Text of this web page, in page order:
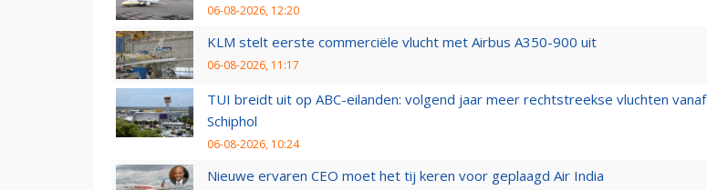
06-08-2026, 12:20
KLM stelt eerste commerciële vlucht met Airbus A350-900 uit
06-08-2026, 11:17
TUI breidt uit op ABC-eilanden: volgend jaar meer rechtstreekse vluchten vanaf
Schiphol
06-08-2026, 10:24
Nieuwe ervaren CEO moet het tij keren voor geplaagd Air India